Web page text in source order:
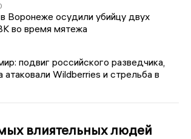
Воронеже осудили убийцу двух
во время мятежа
подвиг российского разведчика,
атаковали Wildberries и стрельба в
влиятельных людей